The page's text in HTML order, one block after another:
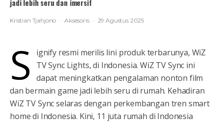
jadi lebih seru dan imersif
Kristian Tjahjono · Aksesoris · 29 Agustus 2025
S
ignify resmi merilis lini produk terbarunya, WiZ
TV Sync Lights, di Indonesia. WiZ TV Sync ini
dapat meningkatkan pengalaman nonton film
dan bermain game jadi lebih seru di rumah. Kehadiran
WiZ TV Sync selaras dengan perkembangan tren smart
home di Indonesia. Kini, 11 juta rumah di Indonesia